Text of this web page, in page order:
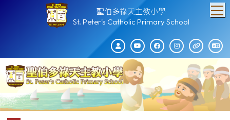
聖伯多祿天主教小學
St. Peter's Catholic Primary School